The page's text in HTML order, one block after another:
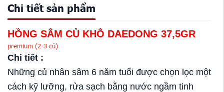
Chi tiết sản phẩm
HỒNG SÂM CỦ KHÔ DAEDONG 37,5GR
premium (2-3 củ)
Chi tiết :
Những củ nhân sâm 6 năm tuổi được chọn lọc một
cách kỹ lưỡng, rửa sạch bằng nước ngầm tinh